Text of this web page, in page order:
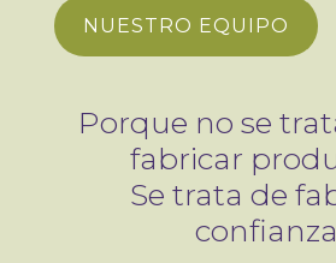
NUESTRO EQUIPO
Porque no se
fabricar
Se trata de